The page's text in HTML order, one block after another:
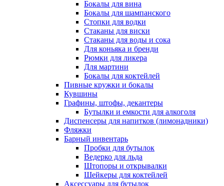
Бокалы для вина
Бокалы для шампанского
Стопки для водки
Стаканы для виски
Стаканы для воды и сока
Для коньяка и бренди
Рюмки для ликера
Для мартини
Бокалы для коктейлей
Пивные кружки и бокалы
Кувшины
Графины, штофы, декантеры
Бутылки и емкости для алкоголя
Диспенсеры для напитков (лимонадники)
Фляжки
Барный инвентарь
Пробки для бутылок
Ведерко для льда
Штопоры и открывалки
Шейкеры для коктейлей
Аксессуары для бутылок